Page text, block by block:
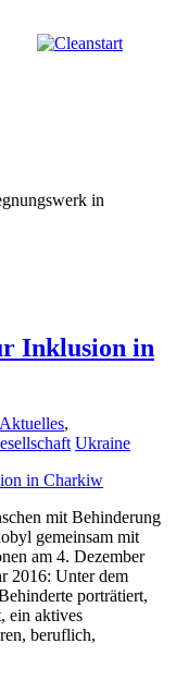
in
Inklusion in
Aktuelles,
Ukraine
mit Behinderung
gemeinsam mit
am 4. Dezember
2016: Unter dem
porträtiert,
ein aktives
beruflich,